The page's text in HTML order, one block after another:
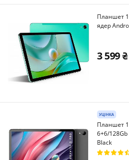
Планшет
ядер
3 599
УЦІНКА
Планшет
6+6/
Black